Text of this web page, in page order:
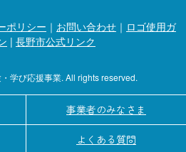
ポリシー ｜ お問い合わせ ｜ ロゴ使用ガ
| 長野市公式リンク
学び応援事業. All rights reserved.
事業者のみなさま
よくある質問